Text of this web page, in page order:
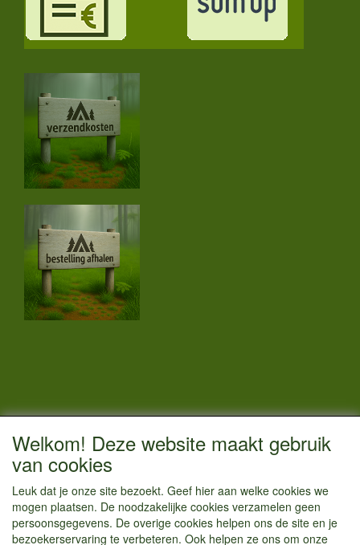
CONTACTGEGEVENS
Vestigingsadres:
Hoofdweg 36
1433 JW Kudelstaart
Welkom! Deze website maakt gebruik
van cookies
Leuk dat je onze site bezoekt. Geef hier aan welke cookies we
mogen plaatsen. De noodzakelijke cookies verzamelen geen
persoonsgegevens. De overige cookies helpen ons de site en je
bezoekerservaring te verbeteren. Ook helpen ze ons om onze